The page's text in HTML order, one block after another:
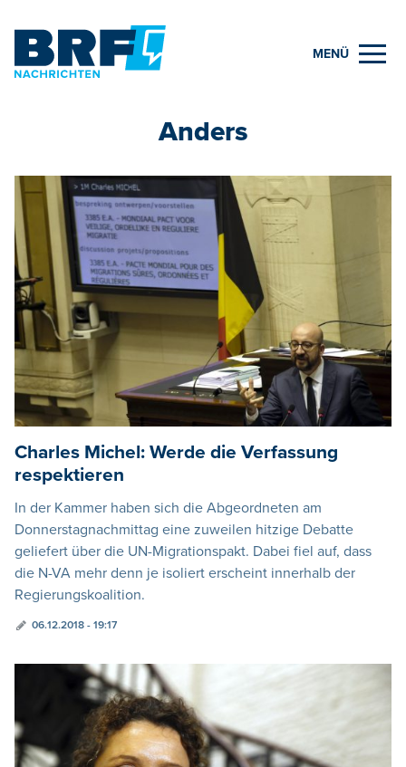
MENÜ
Anders
Charles Michel: Werde die Verfassung
respektieren
In der Kammer haben sich die Abgeordneten am
Donnerstagnachmittag eine zuweilen hitzige Debatte
geliefert über die UN-Migrationspakt. Dabei fiel auf, dass
die N-VA mehr denn je isoliert erscheint innerhalb der
Regierungskoalition.
06.12.2018 - 19:17